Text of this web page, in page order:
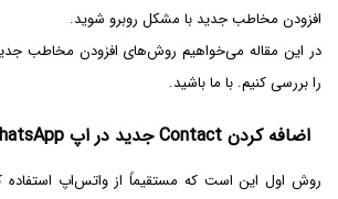
افزودن مخاطب جدید با مشکل روبرو شوید.
در این مقاله می‌خواهیم روش‌های افزودن مخاطب
را بررسی کنیم. با ما باشید.
اضافه کردن Contact جدید در اپ WhatsApp
روش اول این است که مستقیماً از واتس‌اپ استفاده